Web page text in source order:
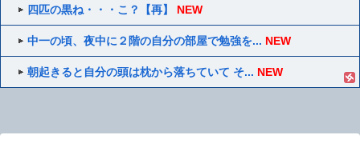
四匹の黒ね・・・こ？【再】 NEW
中一の頃、夜中に２階の自分の部屋で勉強を... NEW
朝起きると自分の頭は枕から落ちていて そ... NEW